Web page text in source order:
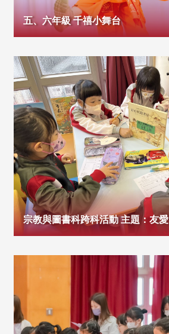
五、六年級 千禧小舞台
宗教與圖書科跨科活動 主題：友愛